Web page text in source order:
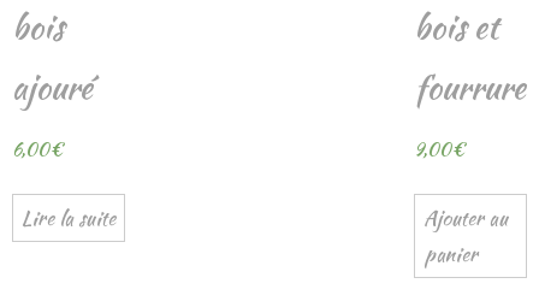
bois
ajouré
6,00€
Lire la suite
bois et
fourrure
9,00€
Ajouter au
panier